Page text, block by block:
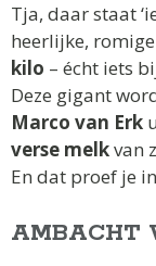
Tja, daar staat
heerlijke, romige
kilo – écht iets
Deze gigant
Marco van Erk
verse melkvan
En dat proef je
AMBACHT